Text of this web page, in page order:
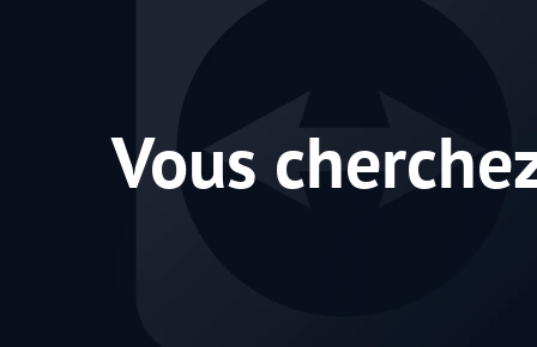
PC/Mac/mobile, où que
Vous